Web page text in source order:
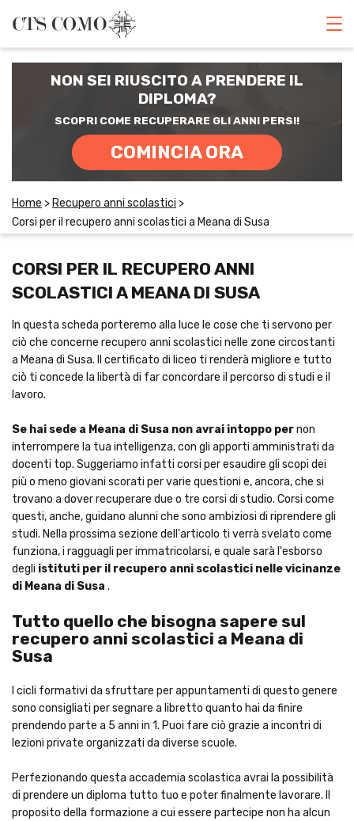
RECUPERO ANNI SCOLASTICI
SCUOLE PRIVATE
SCUOLE SERALI
CERCA
NON SEI RIUSCITO A PRENDERE IL
DIPLOMA?
SCOPRI COME RECUPERARE GLI ANNI PERSI!
COMINCIA ORA
Home > Recupero anni scolastici >
Corsi per il recupero anni scolastici a Meana di Susa
CORSI PER IL RECUPERO ANNI
SCOLASTICI A MEANA DI SUSA
In questa scheda porteremo alla luce le cose che ti servono per
ciò che concerne recupero anni scolastici nelle zone circostanti
a Meana di Susa. Il certificato di liceo ti renderà migliore e tutto
ciò ti concede la libertà di far concordare il percorso di studi e il
lavoro.
Se hai sede a Meana di Susa non avrai intoppo pernon
interrompere la tua intelligenza, con gli apporti amministrati da
docenti top. Suggeriamo infatti corsi per esaudire gli scopi dei
più o meno giovani scorati per varie questioni e, ancora, che si
trovano a dover recuperare due o tre corsi di studio. Corsi come
questi, anche, guidano alunni che sono ambiziosi di riprendere gli
studi. Nella prossima sezione dell'articolo ti verrà svelato come
funziona, i ragguagli per immatricolarsi, e quale sarà l'esborso
degli istituti per il recupero anni scolastici nelle vicinanze
di Meana di Susa .
Tutto quello che bisogna sapere sul
recupero anni scolastici a Meana di
Susa
I cicli formativi da sfruttare per appuntamenti di questo genere
sono consigliati per segnare a libretto quanto hai da finire
prendendo parte a 5 anni in 1. Puoi fare ciò grazie a incontri di
lezioni private organizzati da diverse scuole.
Perfezionando questa accademia scolastica avrai la possibilità
di prendere un diploma tutto tuo e poter finalmente lavorare. Il
proposito della formazione a cui essere partecipe non ha alcun